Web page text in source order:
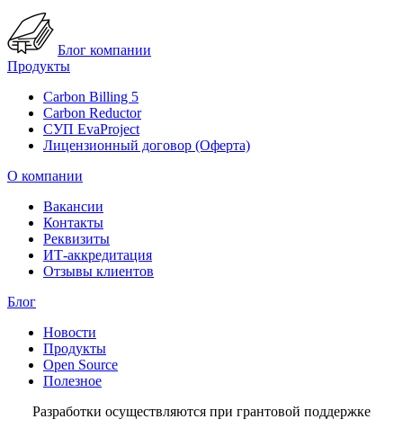
Блог компании
Продукты
Carbon Billing 5
Carbon Reductor
СУП EvaProject
Лицензионный договор (Оферта)
О компании
Вакансии
Контакты
Реквизиты
ИТ-аккредитация
Отзывы клиентов
Блог
Новости
Продукты
Open Source
Полезное
Разработки осуществляются при грантовой поддержке